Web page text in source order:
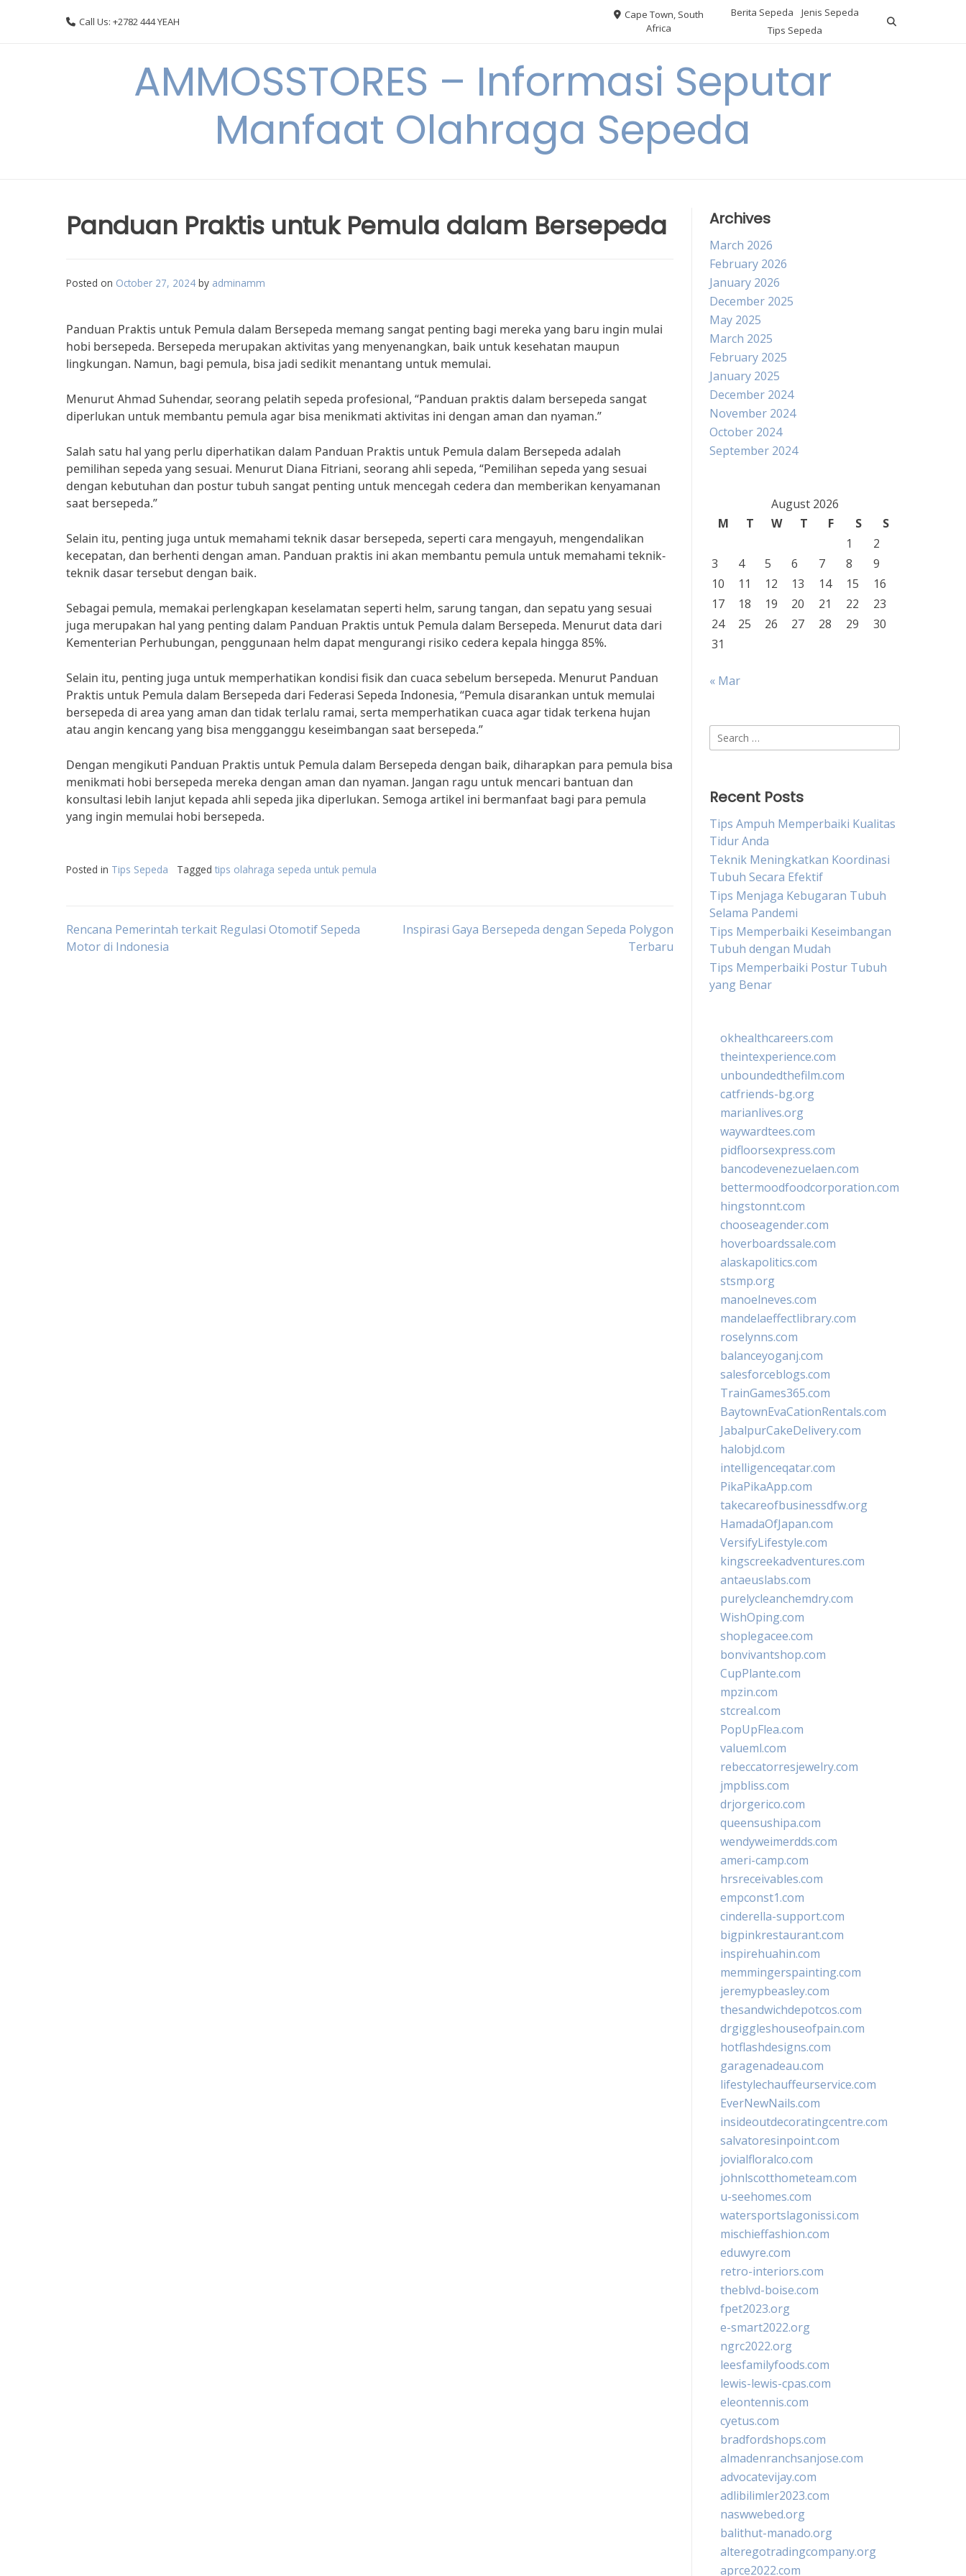
Call Us: +2782 444 YEAH
Cape Town, South
Africa
Berita Sepeda
Jenis Sepeda
Tips Sepeda
AMMOSSTORES – Informasi Seputar
Manfaat Olahraga Sepeda
Panduan Praktis untuk Pemula dalam Bersepeda
Posted on October 27, 2024 by adminamm
Panduan Praktis untuk Pemula dalam Bersepeda memang sangat penting bagi mereka yang baru ingin mulai
hobi bersepeda. Bersepeda merupakan aktivitas yang menyenangkan, baik untuk kesehatan maupun
lingkungan. Namun, bagi pemula, bisa jadi sedikit menantang untuk memulai.
Menurut Ahmad Suhendar, seorang pelatih sepeda profesional, “Panduan praktis dalam bersepeda sangat
diperlukan untuk membantu pemula agar bisa menikmati aktivitas ini dengan aman dan nyaman.”
Salah satu hal yang perlu diperhatikan dalam Panduan Praktis untuk Pemula dalam Bersepeda adalah
pemilihan sepeda yang sesuai. Menurut Diana Fitriani, seorang ahli sepeda, “Pemilihan sepeda yang sesuai
dengan kebutuhan dan postur tubuh sangat penting untuk mencegah cedera dan memberikan kenyamanan
saat bersepeda.”
Selain itu, penting juga untuk memahami teknik dasar bersepeda, seperti cara mengayuh, mengendalikan
kecepatan, dan berhenti dengan aman. Panduan praktis ini akan membantu pemula untuk memahami teknik-
teknik dasar tersebut dengan baik.
Sebagai pemula, memakai perlengkapan keselamatan seperti helm, sarung tangan, dan sepatu yang sesuai
juga merupakan hal yang penting dalam Panduan Praktis untuk Pemula dalam Bersepeda. Menurut data dari
Kementerian Perhubungan, penggunaan helm dapat mengurangi risiko cedera kepala hingga 85%.
Selain itu, penting juga untuk memperhatikan kondisi fisik dan cuaca sebelum bersepeda. Menurut Panduan
Praktis untuk Pemula dalam Bersepeda dari Federasi Sepeda Indonesia, “Pemula disarankan untuk memulai
bersepeda di area yang aman dan tidak terlalu ramai, serta memperhatikan cuaca agar tidak terkena hujan
atau angin kencang yang bisa mengganggu keseimbangan saat bersepeda.”
Dengan mengikuti Panduan Praktis untuk Pemula dalam Bersepeda dengan baik, diharapkan para pemula bisa
menikmati hobi bersepeda mereka dengan aman dan nyaman. Jangan ragu untuk mencari bantuan dan
konsultasi lebih lanjut kepada ahli sepeda jika diperlukan. Semoga artikel ini bermanfaat bagi para pemula
yang ingin memulai hobi bersepeda.
Posted in Tips Sepeda Tagged tips olahraga sepeda untuk pemula
Post
Rencana Pemerintah terkait Regulasi Otomotif Sepeda
Motor di Indonesia
Inspirasi Gaya Bersepeda dengan Sepeda Polygon
Terbaru
Archives
March 2026
February 2026
January 2026
December 2025
May 2025
March 2025
February 2025
January 2025
December 2024
November 2024
October 2024
September 2024
August 2026
M
T W T F S
S
1
2
3
4 5 6 7 8
9
10
11 12 13 14 15
16
17
18 19 20 21 22
23
24
25 26 27 28 29
30
31
« Mar
Search
for:
Recent Posts
Tips Ampuh Memperbaiki Kualitas
Tidur Anda
Teknik Meningkatkan Koordinasi
Tubuh Secara Efektif
Tips Menjaga Kebugaran Tubuh
Selama Pandemi
Tips Memperbaiki Keseimbangan
Tubuh dengan Mudah
Tips Memperbaiki Postur Tubuh
yang Benar
okhealthcareers.com
theintexperience.com
unboundedthefilm.com
catfriends-bg.org
marianlives.org
waywardtees.com
pidfloorsexpress.com
bancodevenezuelaen.com
bettermoodfoodcorporation.com
hingstonnt.com
chooseagender.com
hoverboardssale.com
alaskapolitics.com
stsmp.org
manoelneves.com
mandelaeffectlibrary.com
roselynns.com
balanceyoganj.com
salesforceblogs.com
TrainGames365.com
BaytownEvaCationRentals.com
JabalpurCakeDelivery.com
halobjd.com
intelligenceqatar.com
PikaPikaApp.com
takecareofbusinessdfw.org
HamadaOfJapan.com
VersifyLifestyle.com
kingscreekadventures.com
antaeuslabs.com
purelycleanchemdry.com
WishOping.com
shoplegacee.com
bonvivantshop.com
CupPlante.com
mpzin.com
stcreal.com
PopUpFlea.com
valueml.com
rebeccatorresjewelry.com
jmpbliss.com
drjorgerico.com
queensushipa.com
wendyweimerdds.com
ameri-camp.com
hrsreceivables.com
empconst1.com
cinderella-support.com
bigpinkrestaurant.com
inspirehuahin.com
memmingerspainting.com
jeremypbeasley.com
thesandwichdepotcos.com
drgiggleshouseofpain.com
hotflashdesigns.com
garagenadeau.com
lifestylechauffeurservice.com
EverNewNails.com
insideoutdecoratingcentre.com
salvatoresinpoint.com
jovialfloralco.com
johnlscotthometeam.com
u-seehomes.com
watersportslagonissi.com
mischieffashion.com
eduwyre.com
retro-interiors.com
theblvd-boise.com
fpet2023.org
e-smart2022.org
ngrc2022.org
leesfamilyfoods.com
lewis-lewis-cpas.com
eleontennis.com
cyetus.com
bradfordshops.com
almadenranchsanjose.com
advocatevijay.com
adlibilimler2023.com
naswwebed.org
balithut-manado.org
alteregotradingcompany.org
aprce2022.com